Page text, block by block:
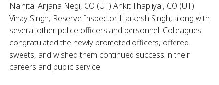
Nainital Anjana Negi, CO (UT) Ankit Thapliyal, CO (UT)
Vinay Singh, Reserve Inspector Harkesh Singh, along with
several other police officers and personnel. Colleagues
congratulated the newly promoted officers, offered
sweets, and wished them continued success in their
careers and public service.